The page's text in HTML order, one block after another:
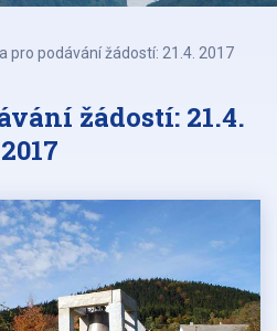
pro podávání žádostí: 21.4. 2017
žádostí: 21.4.
2017